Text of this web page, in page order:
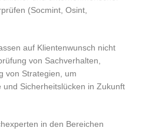
(Socmint, Osint,
auf Klientenwunsch nicht
von Sachverhalten,
von Strategien, um
Sicherheitslücken in Zukunft
in den Bereichen